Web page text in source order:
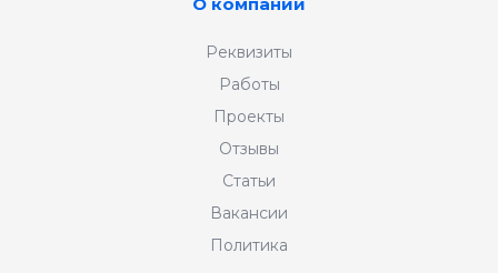
Реквизиты
Работы
Проекты
Отзывы
Статьи
Вакансии
Политика